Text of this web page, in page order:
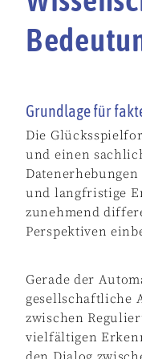
Grundlage für
Die
und einen
und langfristige
zunehmend
Perspektiven
Gerade der
gesellschaftliche
zwischen
vielfältigen